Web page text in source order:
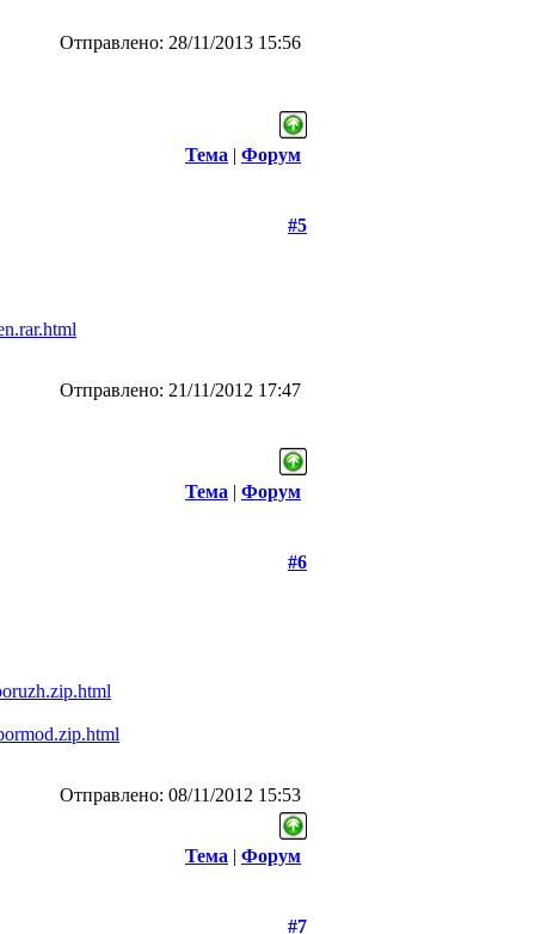
Отправлено: 28/11/2013 15:56
Тема | Форум
#5
Отправлено: 21/11/2012 17:47
Тема | Форум
#6
Отправлено: 08/11/2012 15:53
Тема | Форум
#7